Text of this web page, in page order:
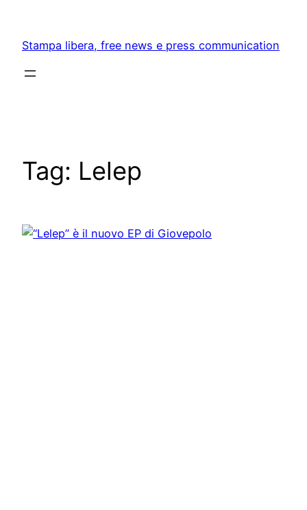
content
Stampa libera, free news e press communication
Tag: Lelep